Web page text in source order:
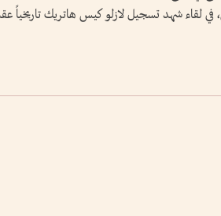
1 في مدينة إلتشي، في لقاء شهد تسجيل لازلو كيس هاتريك